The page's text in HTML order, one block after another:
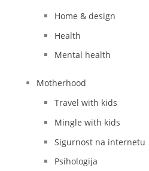
Home & design
Health
Mental health
Motherhood
Travel with kids
Mingle with kids
Sigurnost na internetu
Psihologija